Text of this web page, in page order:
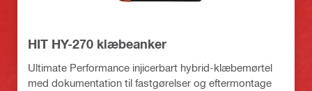
HIT HY-270 klæbeanker
Ultimate Performance injicerbart hybrid-klæbemørtel
med dokumentation til fastgørelser og eftermontage